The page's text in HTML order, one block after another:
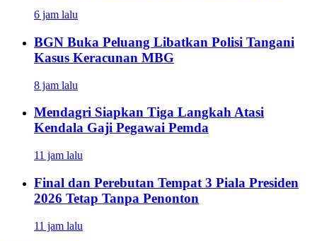
6 jam lalu
BGN Buka Peluang Libatkan Polisi Tangani
Kasus Keracunan MBG
8 jam lalu
Mendagri Siapkan Tiga Langkah Atasi
Kendala Gaji Pegawai Pemda
11 jam lalu
Final dan Perebutan Tempat 3 Piala Presiden
2026 Tetap Tanpa Penonton
11 jam lalu